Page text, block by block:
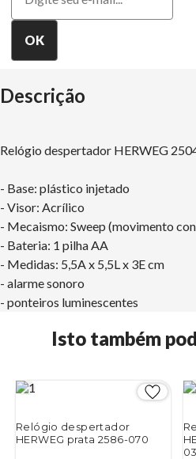
Descrição
Relógio despertador HERWEG
- Base: plástico injetado
- Visor: Acrílico
- Mecaismo: Sweep (movimento
- Bateria: 1 pilha AA
- Medidas: 5,5A x 5,5L x 3E cm
- alarme sonoro
- ponteiros luminescentes
Isto também
Relógio despertador
HERWEG prata 2586-070